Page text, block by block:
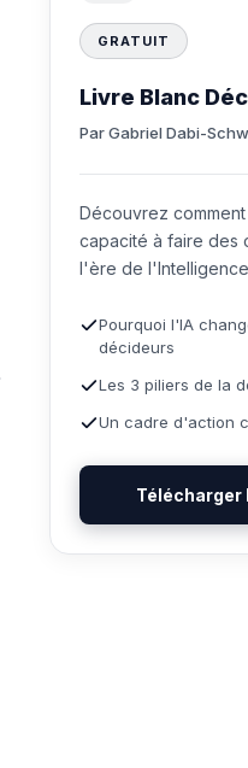
GRATUIT
Livre Blanc
Par Gabriel Dabi-
Découvrez
capacité à faire des
l'ère de
Pourquoi l'IA
décideurs
Les 3 piliers de la
Un cadre d'action
Télécharger